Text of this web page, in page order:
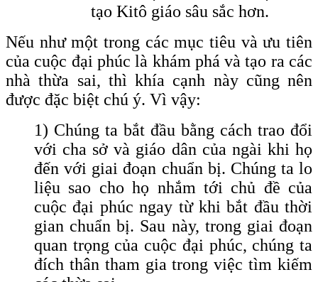
tạo Kitô giáo sâu sắc hơn.
Nếu như một trong các mục tiêu và ưu tiên
của cuộc đại phúc là khám phá và tạo ra các
nhà thừa sai, thì khía cạnh này cũng nên
được đặc biệt chú ý. Vì vậy:
1) Chúng ta bắt đầu bằng cách trao đổi
với cha sở và giáo dân của ngài khi họ
đến với giai đoạn chuẩn bị. Chúng ta lo
liệu sao cho họ nhắm tới chủ đề của
cuộc đại phúc ngay từ khi bắt đầu thời
gian chuẩn bị. Sau này, trong giai đoạn
quan trọng của cuộc đại phúc, chúng ta
đích thân tham gia trong việc tìm kiếm